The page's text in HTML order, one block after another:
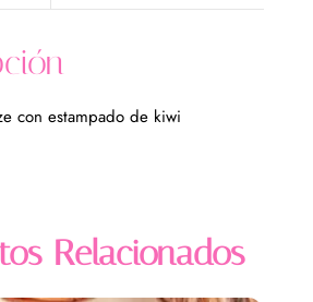
con estampado de kiwi
Relacionados